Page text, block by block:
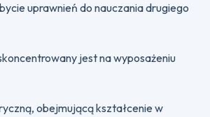
uprawnień do nauczania drugiego
jest na wyposażeniu
obejmującą kształcenie w